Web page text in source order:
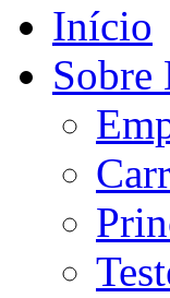
Início
Sobre